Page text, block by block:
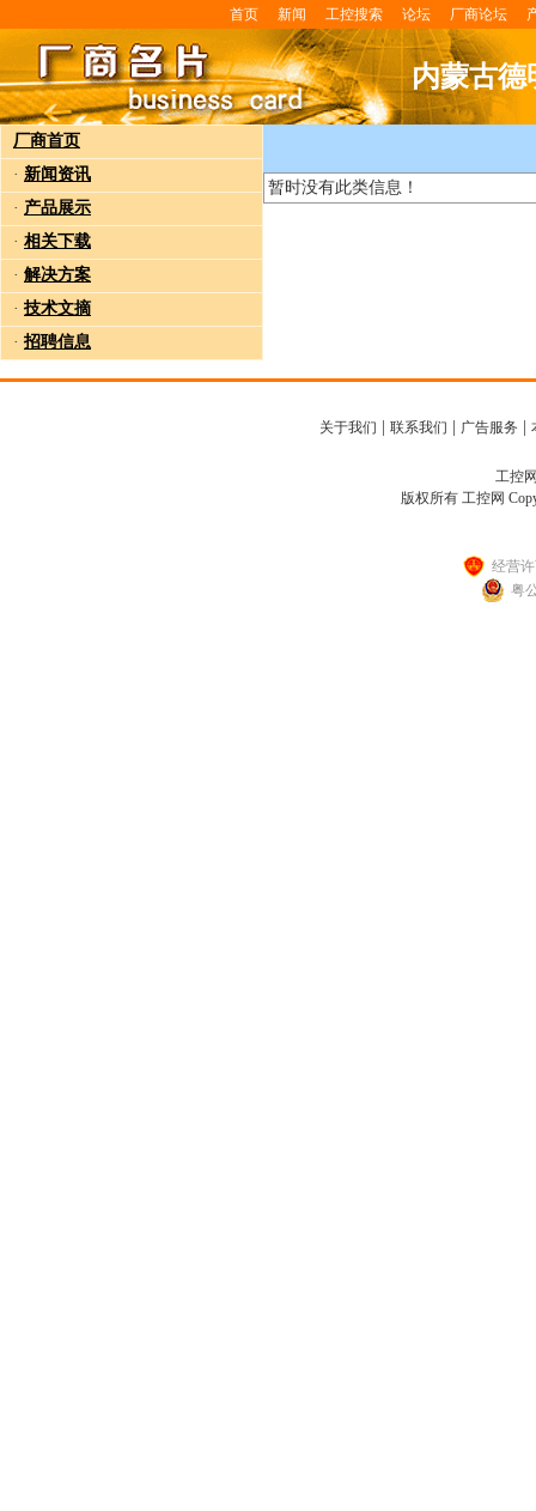
首页 新闻 工控搜索 论坛 厂商论坛
内蒙古德
厂商首页
· 新闻资讯
· 产品展示
· 相关下载
· 解决方案
· 技术文摘
· 招聘信息
暂时没有此类信息！
关于我们 联系我们 广告服务
工控
版权所有 工控网
经营
粤